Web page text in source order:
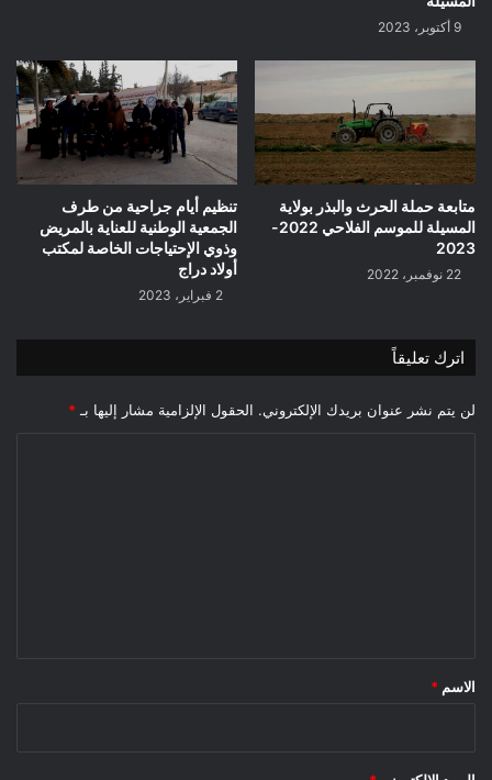
9 أكتوبر، 2023
متابعة حملة الحرث والبذر بولاية
المسيلة للموسم الفلاحي 2022-
2023
22 نوفمبر، 2022
تنظيم أيام جراحية من طرف
الجمعية الوطنية للعناية بالمريض
وذوي الإحتياجات الخاصة لمكتب
أولاد دراج
2 فبراير، 2023
اترك تعليقاً
لن يتم نشر عنوان بريدك الإلكتروني. الحقول الإلزامية مشار إليها بـ *
*
الاسم *